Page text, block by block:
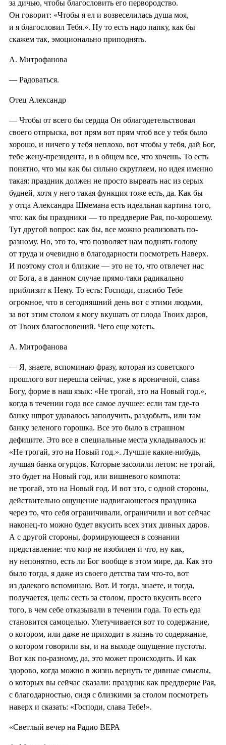
за дичью, чтобы благословить его первородство.
Он говорит: «Чтобы я ел и возвеселилась душа моя,
и я благословил Тебя.». Ну то есть надо папку, как бы
скажем так, эмоционально приподнять.
А. Митрофанова
— Радоваться.
Отец Александр
— Чтобы от всего бы сердца Он облагодетельствовал
своего отпрыска, вот прям вот прям чтоб все у тебя было
хорошо, и ничего у тебя неплохо, вот чтобы у тебя, дай Бог,
тебе жену-президента, и в общем все, что хочешь. То есть
понятно, что мы как бы сильно скругляем, но идея именно
такая: праздник должен не просто вырвать нас из серых
будней, хотя у него такая функция тоже есть, да. Как бы
у отца Александра Шмемана есть идеальная картина того,
что: как бы праздники — то преддверие Рая, по-хорошему.
Тут другой вопрос: как бы, все можно реализовать по-
разному. Но, это то, что позволяет нам поднять голову
от труда и очевидно в благодарности посмотреть Наверх.
И поэтому стол и близкие — это не то, что отвлечет нас
от Бога, а в данном случае прямо-таки радикально
приблизит к Нему. То есть: Господи, спасибо Тебе
огромное, что в сегодняшний день вот с этими людьми,
за вот этим столом я могу вкушать от плода Твоих даров,
от Твоих благословений. Чего еще хотеть.
А. Митрофанова
— Я, знаете, вспоминаю фразу, которая из советского
прошлого вот перешла сейчас, уже в ироничной, слава
Богу, форме в наш язык: «Не трогай, это на Новый год.»,
когда в течении года все самое лучшее: если там где-то
банку шпрот удавалось заполучить, раздобыть, или там
банку зеленого горошка. Все это было в страшном
дефиците. Это все в специальные места укладывалось и:
«Не трогай, это на Новый год.». Лучшие какие-нибудь,
лучшая банка огурцов. Которые засолили летом: не трогай,
это будет на Новый год, или вишневого компота:
не трогай, это на Новый год. И вот это, с одной стороны,
действительно ощущение надвигающегося праздника
через то, что себя ограничивали, ограничили и вот сейчас
наконец-то можно будет вкусить всех этих дивных даров.
А с другой стороны, формирующееся в сознании
представление: что мир не изобилен и что, ну как,
ну непонятно, есть ли Бог вообще в этом мире, да. Как это
было тогда, я даже из своего детства там что-то, вот
из далекого вспоминаю. Вот. И тогда, знаете, и тогда,
получается, цель: сесть за столом, просто вкусить всего
того, в чем себе отказывали в течении года. То есть еда
становится самоцелью. Улетучивается вот то содержание,
о котором, или даже не приходит в жизнь то содержание,
о котором говорили вы, и на выходе ощущение пустоты.
Вот как по-разному, да, это может происходить. И как
здорово, когда можно в жизнь вернуть те дивные смыслы,
о которых вы сейчас сказали: праздник как преддверие Рая,
с благодарностью, сидя с близкими за столом посмотреть
наверх и сказать: «Господи, слава Тебе!».
«Светлый вечер на Радио ВЕРА